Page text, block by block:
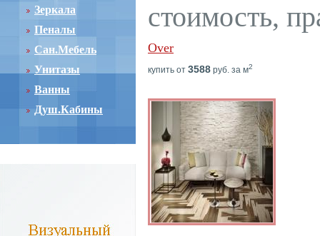
Зеркала
Пеналы
Сан.Мебель
Унитазы
Ванны
Душ.Кабины
стоимость,
Over
купить от 3588 руб. за м2